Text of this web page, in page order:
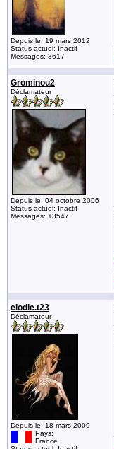
Depuis le: 19 mars 2012
Status actuel: Inactif
Messages: 3617
Grominou2
Déclamateur
Depuis le: 04 octobre 2006
Status actuel: Inactif
Messages: 13547
elodie.t23
Déclamateur
Depuis le: 18 mars 2009
Pays:
France